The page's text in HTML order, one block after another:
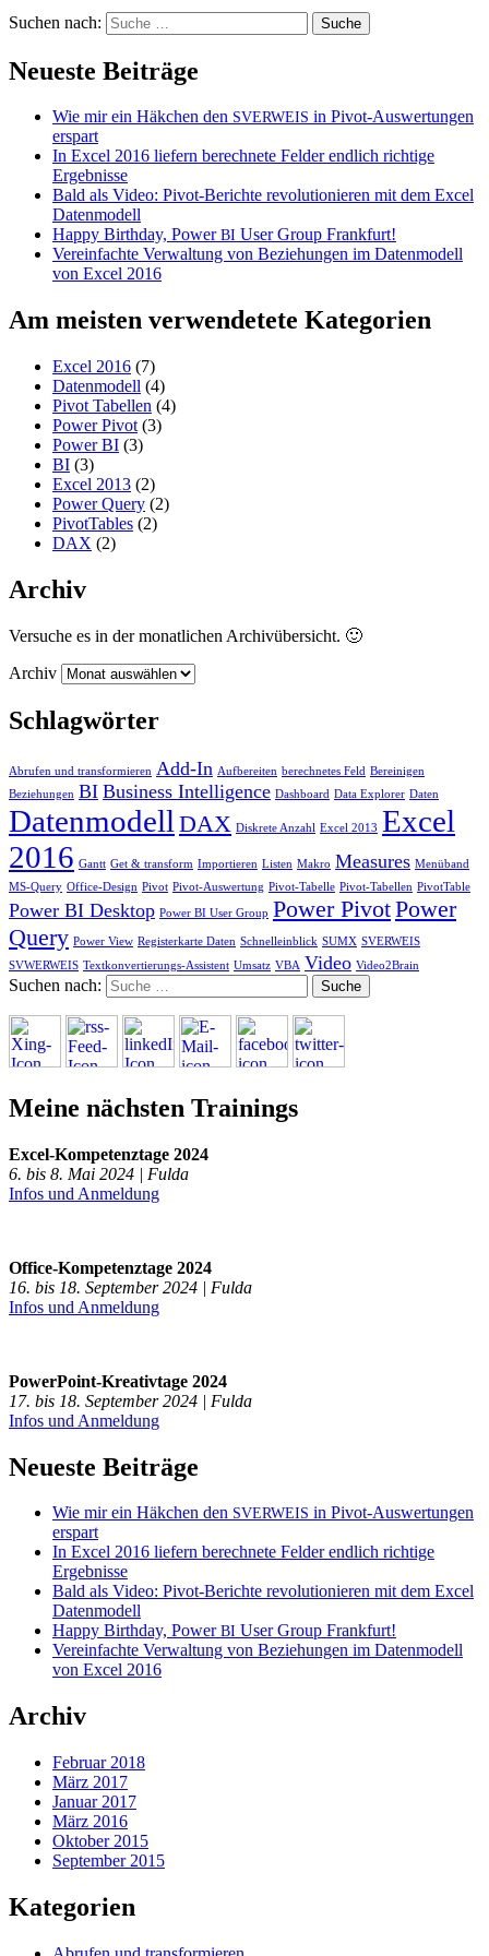
Suchen nach:
Neueste Beiträge
Wie mir ein Häkchen den SVERWEIS in Pivot-Auswertungen
erspart
In Excel 2016 liefern berechnete Felder endlich richtige
Ergebnisse
Bald als Video: Pivot-Berichte revolutionieren mit dem Excel
Datenmodell
Happy Birthday, PowerBI User Group Frankfurt!
Vereinfachte Verwaltung von Beziehungen im Datenmodell
von Excel 2016
Am meisten verwendetete Kategorien
Excel 2016 (7)
Datenmodell (4)
Pivot Tabellen (4)
Power Pivot (3)
Power BI (3)
BI (3)
Excel 2013 (2)
Power Query (2)
PivotTables (2)
DAX (2)
Archiv
Versuche es in der monatlichen Archivübersicht. 🙂
Archiv
Schlagwörter
Abrufen und transformieren Add-In Aufbereiten berechnetes Feld Bereinigen
Beziehungen BI Business Intelligence Dashboard Data Explorer Daten
Datenmodell DAX Diskrete Anzahl Excel 2013 Excel
2016 Gantt Get & transform Importieren Listen Makro Measures Menüband
MS-Query Office-Design Pivot Pivot-Auswertung Pivot-Tabelle Pivot-Tabellen PivotTable
Power BI Desktop Power BI User Group Power PivotPower
Query Power View Registerkarte Daten Schnelleinblick SUMX SVERWEIS
SVWERWEIS Textkonvertierungs-Assistent Umsatz VBA Video Video2Brain
Suchen nach:
Meine nächsten Trainings
Excel-Kompetenztage 2024
6. bis 8. Mai 2024 | Fulda
Infos und Anmeldung
Office-Kompetenztage 2024
16. bis 18. September 2024 | Fulda
Infos und Anmeldung
PowerPoint-Kreativtage 2024
17. bis 18. September 2024 | Fulda
Infos und Anmeldung
Neueste Beiträge
Wie mir ein Häkchen den SVERWEIS in Pivot-Auswertungen
erspart
In Excel 2016 liefern berechnete Felder endlich richtige
Ergebnisse
Bald als Video: Pivot-Berichte revolutionieren mit dem Excel
Datenmodell
Happy Birthday, PowerBI User Group Frankfurt!
Vereinfachte Verwaltung von Beziehungen im Datenmodell
von Excel 2016
Archiv
Februar 2018
März 2017
Januar 2017
März 2016
Oktober 2015
September 2015
Kategorien